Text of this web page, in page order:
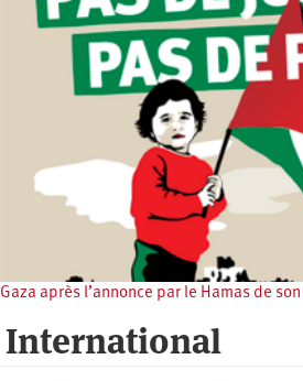
Gaza après l’annonce par le Hamas de
International